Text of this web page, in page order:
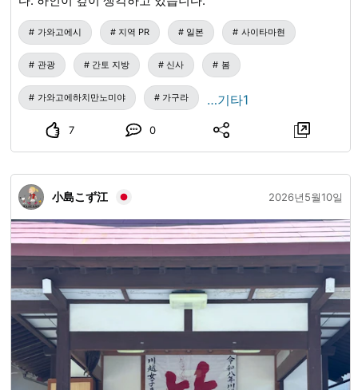
가와고에시 지역 PR 일본 사이타마현
관광 간토 지방 신사 봄
가와고에하치만노미야 가구라 …기타1
7 0
小島こず江 2026년5월10일